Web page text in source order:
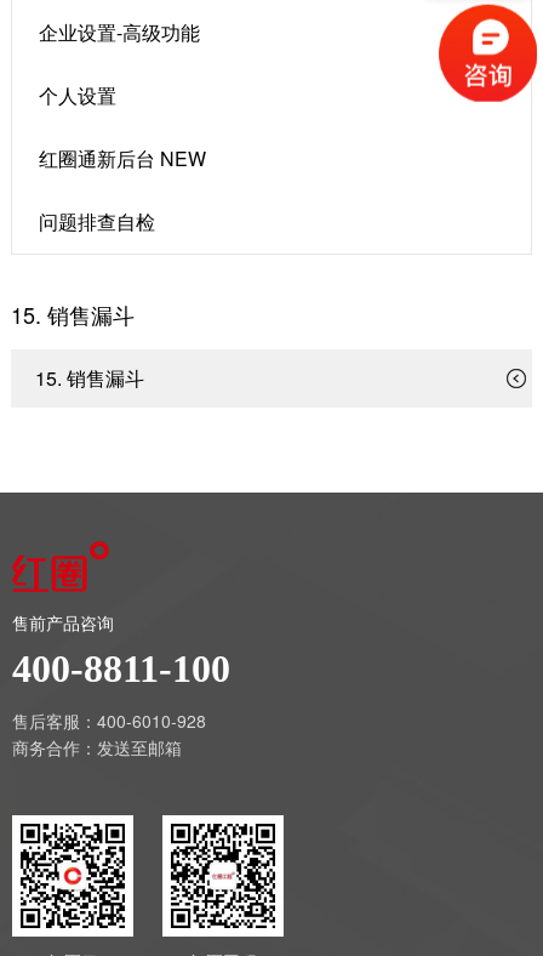
企业设置-高级功能
个人设置
红圈通新后台 NEW
问题排查自检
15. 销售漏斗
15. 销售漏斗
售前产品咨询
400-8811-100
售后客服：400-6010-928
商务合作： 发送至邮箱